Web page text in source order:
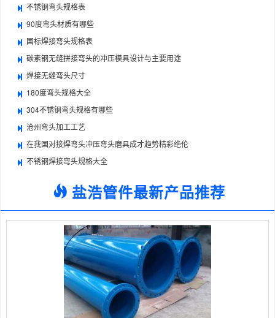
不锈钢弯头规格表
90度弯头材质有哪些
国标焊接弯头规格表
碳素钢无缝拼接弯头的冲压模具设计与主要用途
焊接无缝弯头尺寸
180度弯头规格大全
304不锈钢弯头规格有哪些
沧州弯头加工工艺
在我国对接焊弯头冲压弯头磨具成才趋势精彩绝伦
不锈钢焊接弯头规格大全
盐浩管件最新产品推荐